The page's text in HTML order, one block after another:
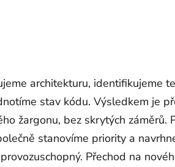
architekturu, identifikujeme
stav kódu. Výsledkem je
žargonu, bez skrytých záměrů.
stanovíme priority a
Přechod na